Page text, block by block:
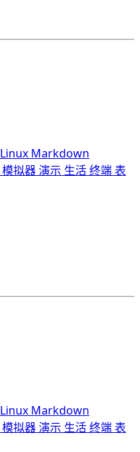
Linux Markdown
模拟器演示 生活终端表
Linux Markdown
模拟器演示 生活终端表